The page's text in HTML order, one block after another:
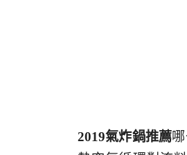
2019氣炸鍋推薦